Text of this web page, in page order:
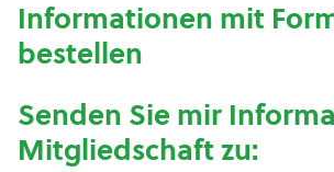
Informationen mit
bestellen
Senden Sie mir
Mitgliedschaft zu: